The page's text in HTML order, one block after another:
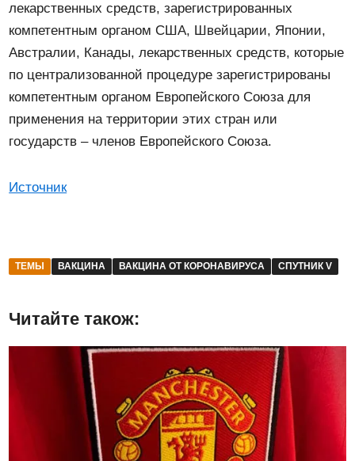
лекарственных средств, зарегистрированных
компетентным органом США, Швейцарии, Японии,
Австралии, Канады, лекарственных средств, которые
по централизованной процедуре зарегистрированы
компетентным органом Европейского Союза для
применения на территории этих стран или
государств – членов Европейского Союза.
Источник
ТЕМЫ ВАКЦИНА ВАКЦИНА ОТ КОРОНАВИРУСА СПУТНИК V
Читайте також: